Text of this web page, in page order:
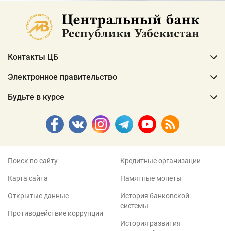
Контакты ЦБ
Электронное правительство
Будьте в курсе
Поиск по сайту
Карта сайта
Открытые данные
Противодействие коррупции
Кредитные организации
Памятные монеты
История банковской
системы
История развития